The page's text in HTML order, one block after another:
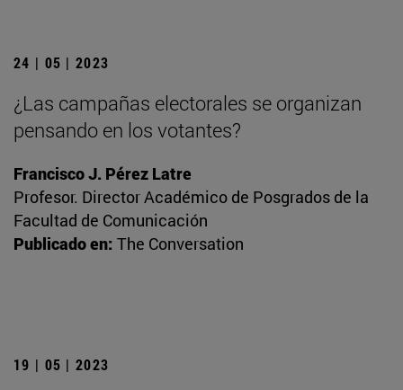
24 | 05 | 2023
¿Las campañas electorales se organizan
pensando en los votantes?
Francisco J. Pérez Latre
Profesor. Director Académico de Posgrados de la
Facultad de Comunicación
Publicado en: The Conversation
19 | 05 | 2023